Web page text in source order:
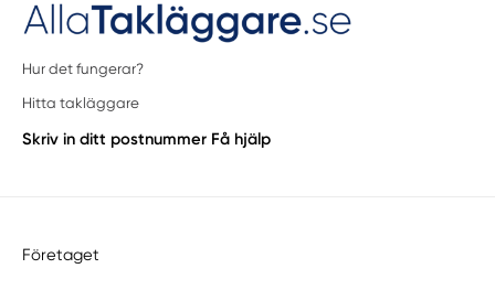
Hur det fungerar?
Hitta takläggare
Skriv in ditt postnummer Få hjälp
Företaget